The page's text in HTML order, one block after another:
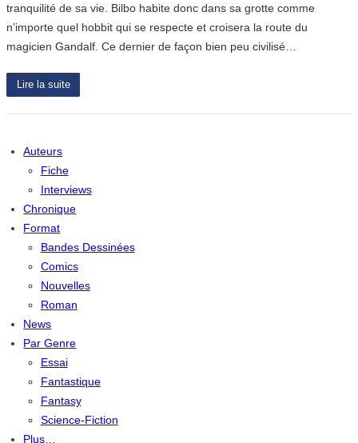
tranquilité de sa vie. Bilbo habite donc dans sa grotte comme
n’importe quel hobbit qui se respecte et croisera la route du
magicien Gandalf. Ce dernier de façon bien peu civilisé…
Lire la suite
Auteurs
Fiche
Interviews
Chronique
Format
Bandes Dessinées
Comics
Nouvelles
Roman
News
Par Genre
Essai
Fantastique
Fantasy
Science-Fiction
Plus…